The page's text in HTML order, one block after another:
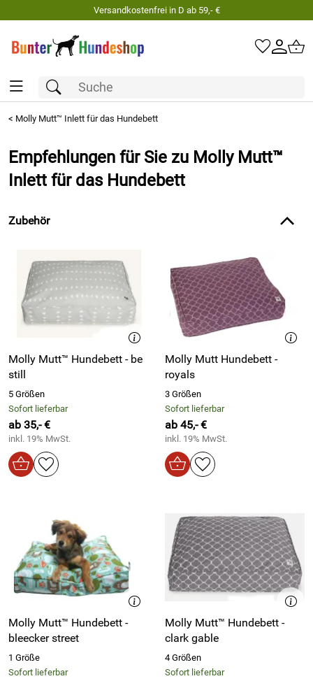
Versandkostenfrei in D ab 59,- €
< Molly Mutt™ Inlett für das Hundebett
Empfehlungen für Sie zu Molly Mutt™
Inlett für das Hundebett
Zubehör
Molly Mutt™ Hundebett - be
still
5 Größen
Sofort lieferbar
ab 35,- €
inkl. 19% MwSt.
Molly Mutt Hundebett -
royals
3 Größen
Sofort lieferbar
ab 45,- €
inkl. 19% MwSt.
Molly Mutt™ Hundebett -
bleecker street
1 Größe
Sofort lieferbar
Molly Mutt™ Hundebett -
clark gable
4 Größen
Sofort lieferbar